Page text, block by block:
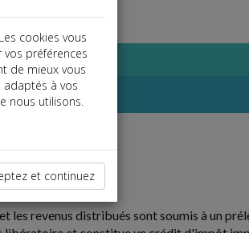
les revenus distribués sont soumis à un
cookies vous
préférences
de mieux vous
adaptés à vos
nous utilisons.
et continuez